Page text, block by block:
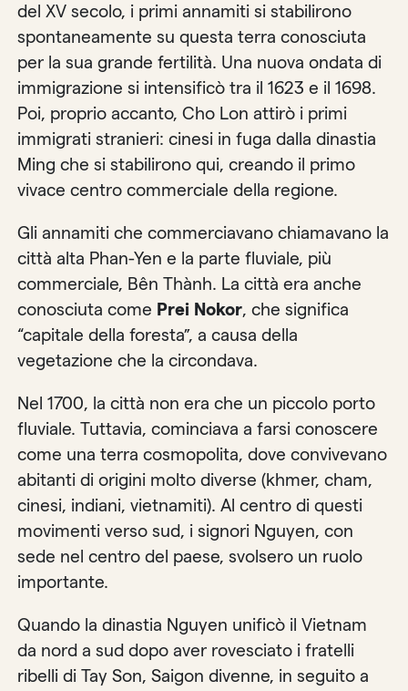
del XV secolo, i primi annamiti si stabilirono
spontaneamente su questa terra conosciuta
per la sua grande fertilità. Una nuova ondata di
immigrazione si intensificò tra il 1623 e il 1698.
Poi, proprio accanto, Cho Lon attirò i primi
immigrati stranieri: cinesi in fuga dalla dinastia
Ming che si stabilirono qui, creando il primo
vivace centro commerciale della regione.
Gli annamiti che commerciavano chiamavano la
città alta Phan-Yen e la parte fluviale, più
commerciale, Bên Thành. La città era anche
conosciuta come Prei Nokor, che significa
“capitale della foresta”, a causa della
vegetazione che la circondava.
Nel 1700, la città non era che un piccolo porto
fluviale. Tuttavia, cominciava a farsi conoscere
come una terra cosmopolita, dove convivevano
abitanti di origini molto diverse (khmer, cham,
cinesi, indiani, vietnamiti). Al centro di questi
movimenti verso sud, i signori Nguyen, con
sede nel centro del paese, svolsero un ruolo
importante.
Quando la dinastia Nguyen unificò il Vietnam
da nord a sud dopo aver rovesciato i fratelli
ribelli di Tay Son, Saigon divenne, in seguito a